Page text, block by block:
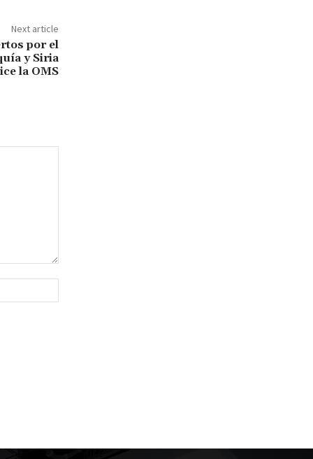
Next article
por el
y Siria
la OMS